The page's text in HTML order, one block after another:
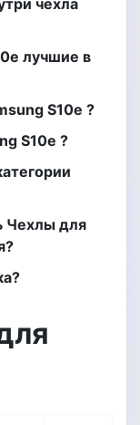
чехла
лучшие в
S10e ?
S10e ?
Чехлы для